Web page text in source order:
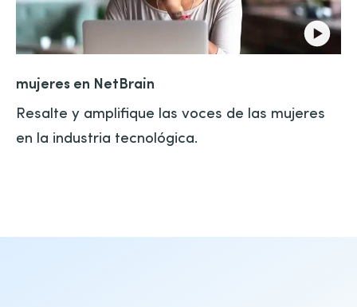
mujeres en NetBrain
Resalte y amplifique las voces de las mujeres
en la industria tecnológica.